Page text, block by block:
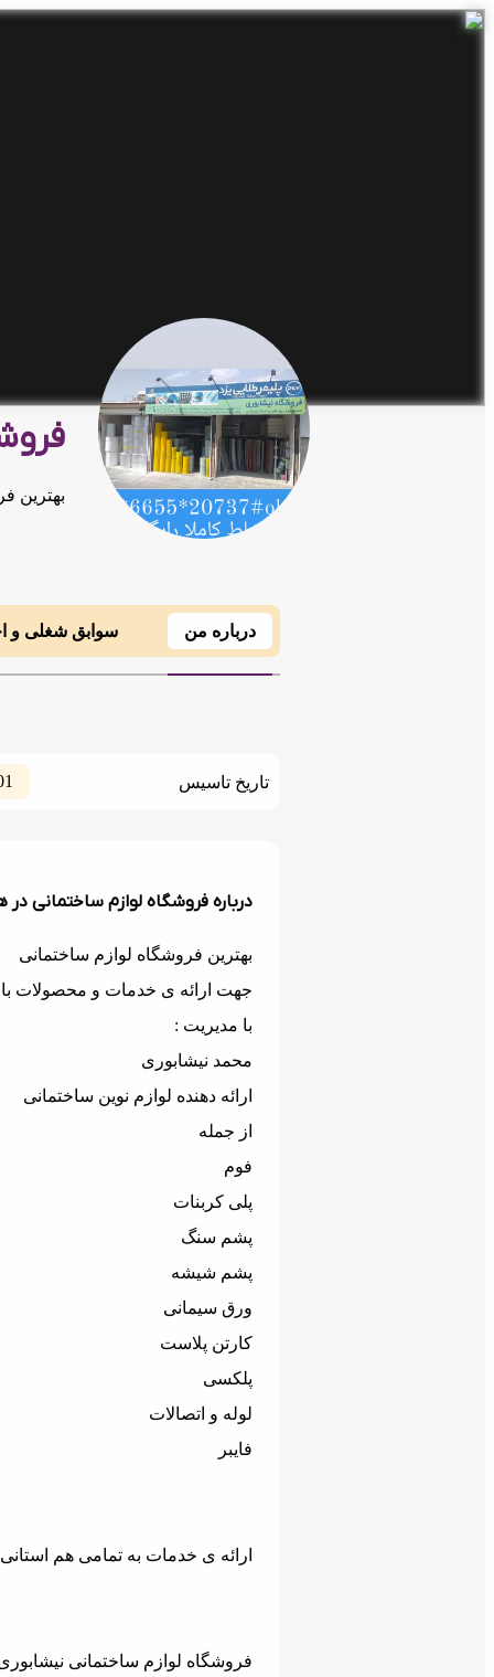
بهترین
درباره من سوابق شغلی و
تاریخ تاسیس
درباره فروشگاه لوازم ساختمانی
بهترین فروشگاه لوازم ساختمانی
جهت ارائه ی خدمات و محصولات
با مدیریت :
محمد نیشابوری
ارائه دهنده لوازم نوین ساختمانی
از جمله
فوم
پلی کربنات
پشم سنگ
پشم شیشه
ورق سیمانی
کارتن پلاست
پلکسی
لوله و اتصالات
فایبر
ارائه ی خدمات به تمامی هم
فروشگاه لوازم ساختمانی